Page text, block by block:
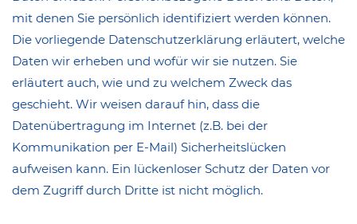
mit denen Sie persönlich identifiziert werden können.
Die vorliegende Datenschutzerklärung erläutert, welche
Daten wir erheben und wofür wir sie nutzen. Sie
erläutert auch, wie und zu welchem Zweck das
geschieht. Wir weisen darauf hin, dass die
Datenübertragung im Internet (z.B. bei der
Kommunikation per E-Mail) Sicherheitslücken
aufweisen kann. Ein lückenloser Schutz der Daten vor
dem Zugriff durch Dritte ist nicht möglich.